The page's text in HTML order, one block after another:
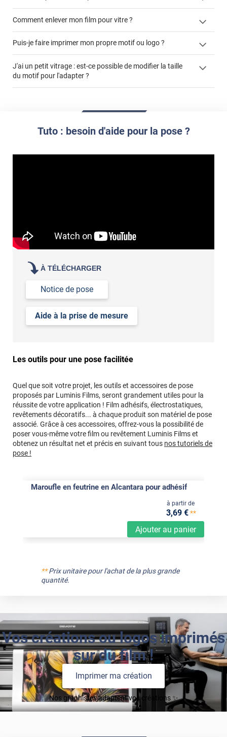
cet article
demander un devis de pose
Comment enlever mon film pour vitre ?
enlever et stocker
votre film électrostatique pour vitre
Puis-je faire imprimer mon propre motif ou logo ?
personnaliser
J'ai un petit vitrage : est-ce possible de modifier la taille
du motif pour l'adapter ?
Tuto : besoin d'aide pour la pose ?
À TÉLÉCHARGER
Notice de pose
Aide à la prise de mesure
Les outils pour une pose facilitée
Quel que soit votre projet, les outils et accessoires de pose
proposés par Luminis Films, seront grandement utiles pour la
réussite de votre application ! Film adhésifs, électrostatiques,
revêtements décoratifs... à chaque produit son matériel de pose
associé. Grâce à ces accessoires, offrez-vous la possibilité de
poser vous-même votre film ou revêtement Luminis Films et
obtenez un résultat net et précis en suivant tous nos tutoriels de
pose !
Maroufle en feutrine en Alcantara pour adhésif
Ajouter au panier
à partir de
3,69 €**
**Prix unitaire pour l'achat de la plus grande
quantité.
Vos créations ou logos imprimés
sur du film !
Imprimer ma création
Nos graphistes adaptent vos créations ✨